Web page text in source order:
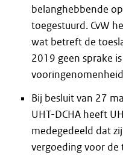
belanghebbende
toegestuurd. CvW
wat betreft de
2019 geen sprake
Bij besluit van 27
UHT-DCHA heeft
medegedeeld dat
vergoeding voor